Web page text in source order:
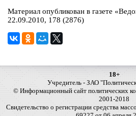
Материал опубликован в газете
22.09.2010, 178 (2876)
18+
Учредитель - ЗАО
© Информационный сайт политических
2001-2018
Свидетельство о регистрации средства